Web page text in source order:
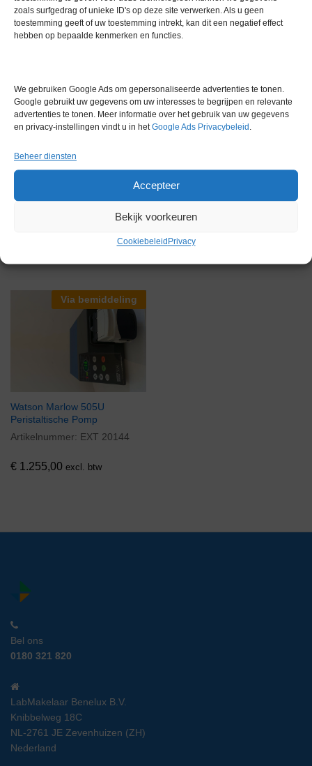
zoals surfgedrag of unieke ID's op deze site verwerken. Als u geen
toestemming geeft of uw toestemming intrekt, kan dit een negatief effect
hebben op bepaalde kenmerken en functies.
We gebruiken Google Ads om gepersonaliseerde advertenties te tonen.
Google gebruikt uw gegevens om uw interesses te begrijpen en relevante
advertenties te tonen. Meer informatie over het gebruik van uw gegevens
en privacy-instellingen vindt u in hetGoogle Ads Privacybeleid .
Beheer diensten
Accepteer
Bekijk voorkeuren
Cookiebeleid Privacy
Extra informatie
Conditie Zo goed als nieuw
Garantie 1 maand
Gerelateerde producten
Via bemiddeling
Watson Marlow 505U
Peristaltische Pomp
Artikelnummer: EXT 20144
€ 1.255,00 excl. btw
Bel ons
0180 321 820
LabMakelaar Benelux B.V.
Knibbelweg 18C
NL-2761 JE Zevenhuizen (ZH)
Nederland